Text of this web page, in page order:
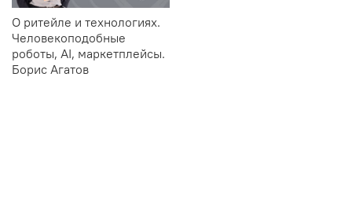
О ритейле и технологиях.
Человекоподобные
роботы, AI, маркетплейсы.
Борис Агатов